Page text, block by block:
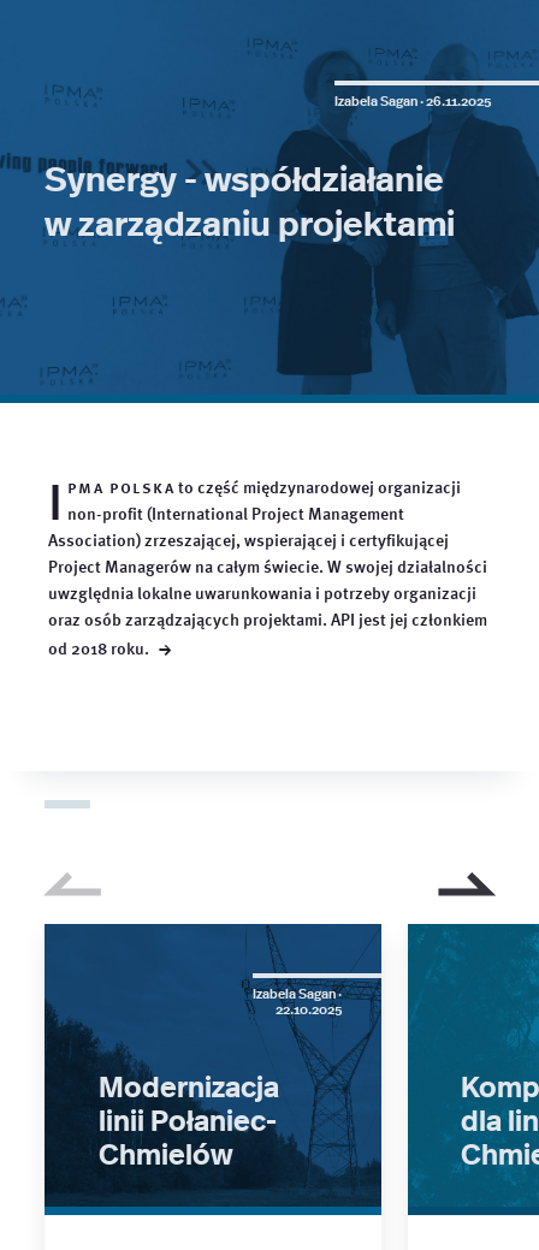
Izabela Sagan ·26.11.2025
Synergy - współdziałanie
w zarządzaniu projektami
I pma polskato część międzynarodowej organizacji
non-profit (International Project Management
Association) zrzeszającej, wspierającej i certyfikującej
Project Managerów na całym świecie. W swojej działalności
uwzględnia lokalne uwarunkowania i potrzeby organizacji
oraz osób zarządzających projektami. API jest jej członkiem
od 2018 roku. →
Izabela Sagan ·
22.10.2025
Modernizacja
linii Połaniec-
Chmielów
dla